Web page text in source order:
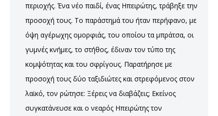
περιοχής. Ένα νέο παιδί, ένας Ηπειρώτης, τράβηξε την
προσοχή τους. Το παράστημά του ήταν περήφανο, με
όψη αγέρωχης ομορφιάς, του οποίου τα μπράτσα, οι
γυμνές κνήμες, το στήθος, έδιναν τον τύπο της
κομψότητας και του σφρίγους. Παρατήρησε με
προσοχή τους δύο ταξιδιώτες και στρεφόμενος στον
λαϊκό, τον ρώτησε: Ξέρεις να διαβάζεις; Εκείνος
συγκατάνευσε και ο νεαρός Ηπειρώτης τον